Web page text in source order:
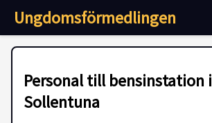
Ungdomsförmedlingen
Personal till bensinstation i
Sollentuna